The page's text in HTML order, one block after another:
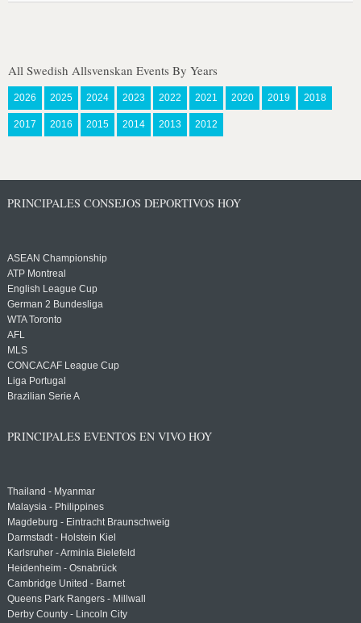
All Swedish Allsvenskan Events By Years
2026 2025 2024 2023 2022 2021 2020 2019 2018
2017 2016 2015 2014 2013 2012
PRINCIPALES CONSEJOS DEPORTIVOS HOY
ASEAN Championship
ATP Montreal
English League Cup
German 2 Bundesliga
WTA Toronto
AFL
MLS
CONCACAF League Cup
Liga Portugal
Brazilian Serie A
PRINCIPALES EVENTOS EN VIVO HOY
Thailand - Myanmar
Malaysia - Philippines
Magdeburg - Eintracht Braunschweig
Darmstadt - Holstein Kiel
Karlsruher - Arminia Bielefeld
Heidenheim - Osnabrück
Cambridge United - Barnet
Queens Park Rangers - Millwall
Derby County - Lincoln City